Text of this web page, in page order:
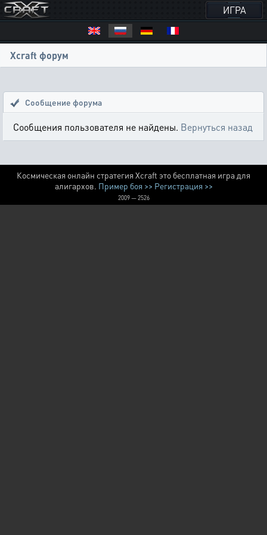
ИГРА
Xcraft форум
Сообщение форума
Сообщения пользователя не найдены. Вернуться назад
Космическая онлайн стратегия Xcraft это бесплатная игра для
алигархов. Пример боя >> Регистрация >>
2009 — 2526